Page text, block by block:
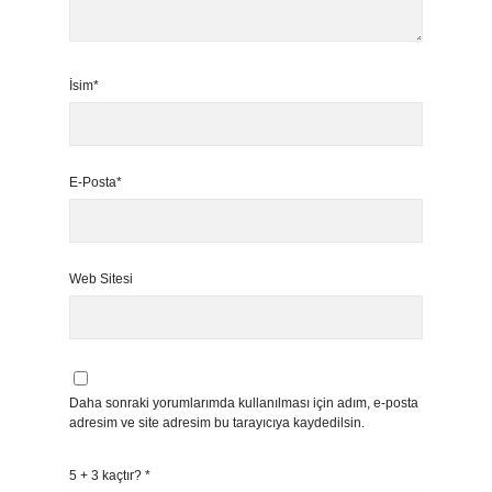
İsim*
E-Posta*
Web Sitesi
Daha sonraki yorumlarımda kullanılması için adım, e-posta
adresim ve site adresim bu tarayıcıya kaydedilsin.
5 + 3 kaçtır? *